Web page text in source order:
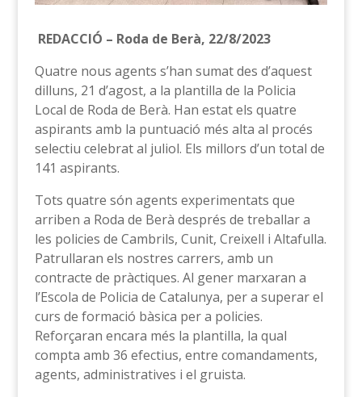
REDACCIÓ – Roda de Berà, 22/8/2023
Quatre nous agents s’han sumat des d’aquest
dilluns, 21 d’agost, a la plantilla de la Policia
Local de Roda de Berà. Han estat els quatre
aspirants amb la puntuació més alta al procés
selectiu celebrat al juliol. Els millors d’un total de
141 aspirants.
Tots quatre són agents experimentats que
arriben a Roda de Berà després de treballar a
les policies de Cambrils, Cunit, Creixell i Altafulla.
Patrullaran els nostres carrers, amb un
contracte de pràctiques. Al gener marxaran a
l’Escola de Policia de Catalunya, per a superar el
curs de formació bàsica per a policies.
Reforçaran encara més la plantilla, la qual
compta amb 36 efectius, entre comandaments,
agents, administratives i el gruista.